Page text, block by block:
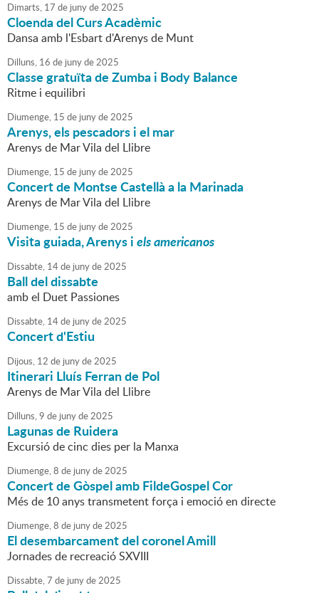
Dimarts, 17 de junyde2025
Cloenda del Curs Acadèmic
Dansa amb l'Esbart d'Arenys de Munt
Dilluns, 16 de junyde2025
Classe gratuïta de Zumba i Body Balance
Ritme i equilibri
Diumenge, 15 de junyde2025
Arenys, els pescadors i el mar
Arenys de Mar Vila del Llibre
Diumenge, 15 de junyde2025
Concert de Montse Castellà a la Marinada
Arenys de Mar Vila del Llibre
Diumenge, 15 de junyde2025
Visita guiada, Arenys iels americanos
Dissabte, 14de junyde2025
Ball del dissabte
amb el Duet Passiones
Dissabte, 14de junyde2025
Concert d'Estiu
Dijous, 12 de junyde2025
Itinerari Lluís Ferran de Pol
Arenys de Mar Vila del Llibre
Dilluns,9 de junyde2025
Lagunas de Ruidera
Excursió de cinc dies per la Manxa
Diumenge,8 de junyde2025
Concert de Gòspel amb FildeGospel Cor
Més de 10 anys transmetent força i emoció en directe
Diumenge,8 de junyde2025
El desembarcament del coronel Amill
Jornades de recreació SXVIII
Dissabte,7 de junyde2025